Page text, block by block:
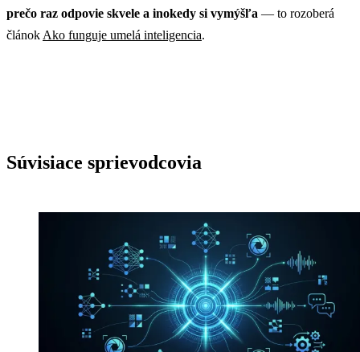
prečo raz odpovie skvele a inokedy si vymýšľa — to rozoberá
článok Ako funguje umelá inteligencia.
Súvisiace sprievodcovia